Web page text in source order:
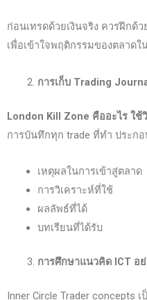
ก่อนเทรดด้วยเงินจริง ควรฝึกด้
เพื่อเข้าใจพฤติกรรมของตลาดใ
การเก็บ Trading
London Kill Zone คืออะไร ใช้
การบันทึกทุก trade ที่ทำ ประกอ
เหตุผลในการเข้าสู่ตลาด
การวิเคราะห์ที่ใช้
ผลลัพธ์ที่ได้
บทเรียนที่ได้รับ
การศึกษาแนวคิด ICT อ
Inner Circle Trader concepts